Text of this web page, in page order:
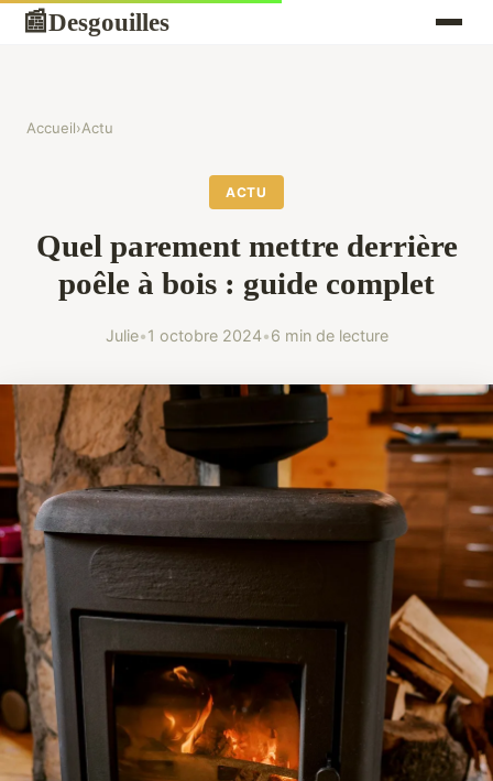
📰Desgouilles
Accueil›Actu
ACTU
Quel parement mettre derrière
poêle à bois : guide complet
Julie•1 octobre 2024•6 min de lecture